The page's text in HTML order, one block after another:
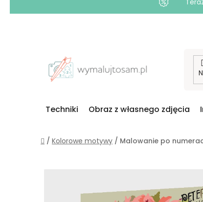
Techniki Obraz z własnego zdjęcia
Home
/ Kolorowe motywy / Malowanie po